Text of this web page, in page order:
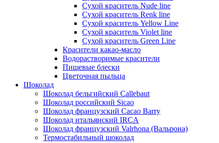
Сухой краситель Nude line
Сухой краситель Renk line
Сухой краситель Yellow Line
Сухой краситель Violet line
Сухой краситель Green Line
Красители какао-масло
Водорастворимые красители
Пищевые блески
Цветочная пыльца
Шоколад
Шоколад бельгийский Callebaut
Шоколад российский Sicao
Шоколад французский Cacao Barry
Шоколад итальянский IRCA
Шоколад французский Valrhona (Вальрона)
Термостабильный шоколад